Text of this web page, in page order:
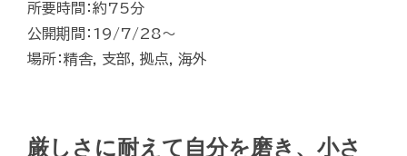
所要時間：約75分
公開期間：19/7/28～
場所：精舎, 支部, 拠点, 海外
厳しさに耐えて自分を磨き、小さ